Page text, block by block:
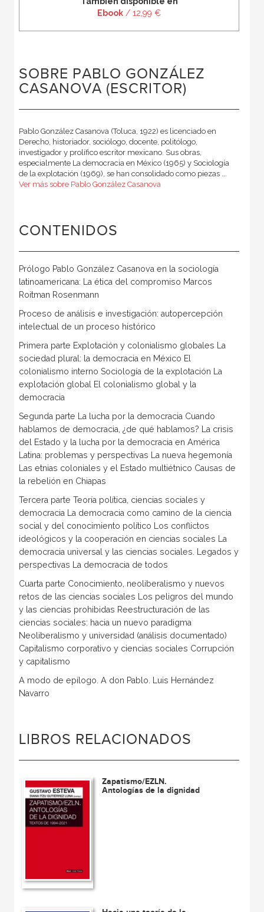
Ebook / 12,99 €
SOBRE PABLO GONZÁLEZ
CASANOVA (ESCRITOR)
Pablo González Casanova (Toluca, 1922) es licenciado en
Derecho, historiador, sociólogo, docente, politólogo,
investigador y prolífico escritor mexicano. Sus obras,
especialmente La democracia en México (1965) y Sociología
de la explotación (1969), se han consolidado como piezas ...
Ver más sobre Pablo González Casanova
CONTENIDOS
Prólogo Pablo González Casanova en la sociología
latinoamericana: La ética del compromiso Marcos
Roitman Rosenmann
Proceso de análisis e investigación: autopercepción
intelectual de un proceso histórico
Primera parte Explotación y colonialismo globales La
sociedad plural: la democracia en México El
colonialismo interno Sociología de la explotación La
explotación global El colonialismo global y la
democracia
Segunda parte La lucha por la democracia Cuando
hablamos de democracia, ¿de qué hablamos? La crisis
del Estado y la lucha por la democracia en América
Latina: problemas y perspectivas La nueva hegemonía
Las etnias coloniales y el Estado multiétnico Causas de
la rebelión en Chiapas
Tercera parte Teoría política, ciencias sociales y
democracia La democracia como camino de la ciencia
social y del conocimiento político Los conflictos
ideológicos y la cooperación en ciencias sociales La
democracia universal y las ciencias sociales. Legados y
perspectivas La democracia de todos
Cuarta parte Conocimiento, neoliberalismo y nuevos
retos de las ciencias sociales Los peligros del mundo
y las ciencias prohibidas Reestructuración de las
ciencias sociales: hacia un nuevo paradigma
Neoliberalismo y universidad (análisis documentado)
Capitalismo corporativo y ciencias sociales Corrupción
y capitalismo
A modo de epílogo. A don Pablo. Luis Hernández
Navarro
LIBROS RELACIONADOS
Zapatismo/EZLN.
Antologías de la dignidad